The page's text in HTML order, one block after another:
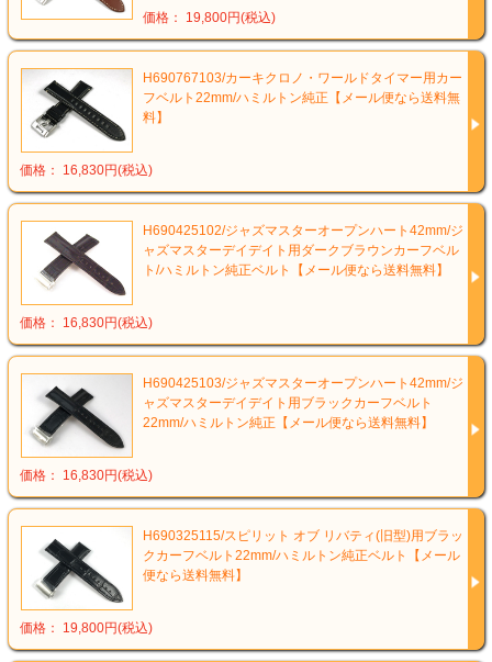
価格： 19,800円(税込)
H690767103/カーキクロノ・ワールドタイマー用カー
フベルト22mm/ハミルトン純正【メール便なら送料無
料】
価格： 16,830円(税込)
H690425102/ジャズマスターオープンハート42mm/ジ
ャズマスターデイデイト用ダークブラウンカーフベル
ト/ハミルトン純正ベルト【メール便なら送料無料】
価格： 16,830円(税込)
H690425103/ジャズマスターオープンハート42mm/ジ
ャズマスターデイデイト用ブラックカーフベルト
22mm/ハミルトン純正【メール便なら送料無料】
価格： 16,830円(税込)
H690325115/スピリット オブ リバティ(旧型)用ブラッ
クカーフベルト22mm/ハミルトン純正ベルト【メール
便なら送料無料】
価格： 19,800円(税込)